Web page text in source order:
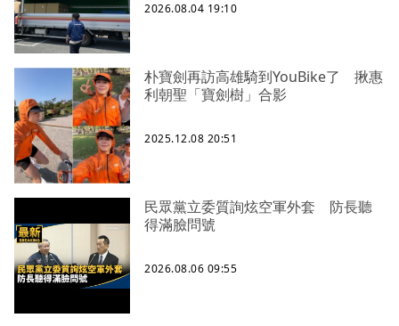
2026.08.04 19:10
朴寶劍再訪高雄騎到YouBike了 揪惠
利朝聖「寶劍樹」合影
2025.12.08 20:51
民眾黨立委質詢炫空軍外套 防長聽
得滿臉問號
2026.08.06 09:55